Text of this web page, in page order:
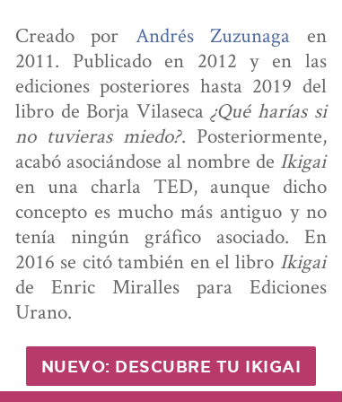
NOSOTROS
Creado por Andrés Zuzunaga en
2011. Publicado en 2012 y en las
ediciones posteriores hasta 2019 del
libro de Borja Vilaseca¿Qué harías si
no tuvieras miedo?. Posteriormente,
acabó asociándose al nombre de Ikigai
en una charla TED, aunque dicho
concepto es mucho más antiguo y no
tenía ningún gráfico asociado. En
2016 se citó también en el libro Ikigai
de Enric Miralles para Ediciones
Urano.
NUEVO: DESCUBRE TU IKIGAI